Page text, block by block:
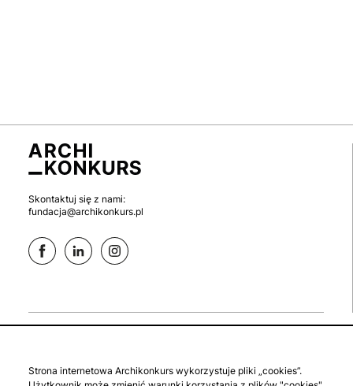
Skontaktuj się z nami:
fundacja@archikonkurs.pl
studenckie
zgłoś konkurs
Strona internetowa Archikonkurs wykorzystuje pliki „cookies”.